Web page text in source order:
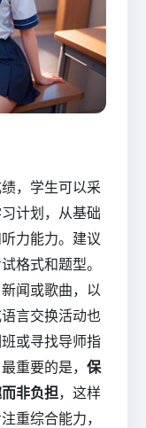
，学生可以采
计划，从基础
力能力。建议
格式和题型。
闻或歌曲，以
言交换活动也
或寻找导师指
重要的是， 保
非负担，这样
重综合能力，